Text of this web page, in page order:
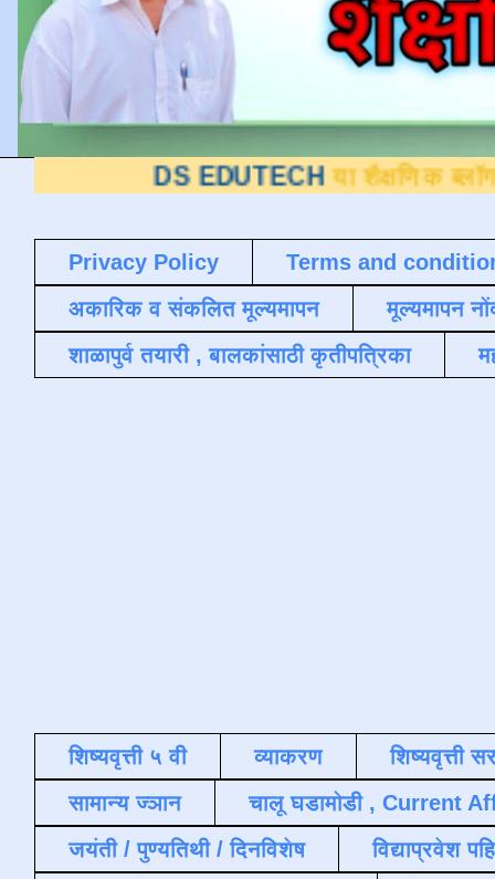
DS EDUTECH या शैक्षणिक ब्लॉगवर आपले
Privacy Policy
Terms and
अकारिक व संकलित मूल्यमापन
मूल्यमापन
शाळापुर्व तयारी , बालकांसाठी कृतीपत्रिका
शिष्यवृत्ती ५ वी व्याकरण
शिष्यवृत्ती
सामान्य ज्ञान
चालू घडामोडी , Current
जयंती / पुण्यतिथी / दिनविशेष
विद्याप्रवेश